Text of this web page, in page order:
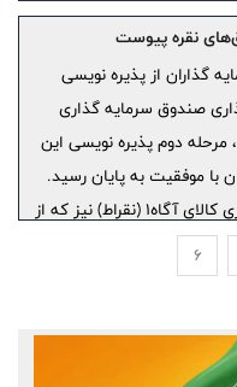
نقره پیوست
گذاران از پذیره نویسی
صندوق سرمایه گذاری
در روز شنبه ۲۰ تیر ماه، مرحله دوم پذیره نویسی این
۲۰۰ میلیارد تومان با موفقیت به پایان رسید.
همچنین پذیره نویسی صندوق سرمایه‌گذاری کالای آگاه۱ (نقراط) نیز که از
شده بود با استقبال
تومان در لحظات ابتدایی با موفقیت
6